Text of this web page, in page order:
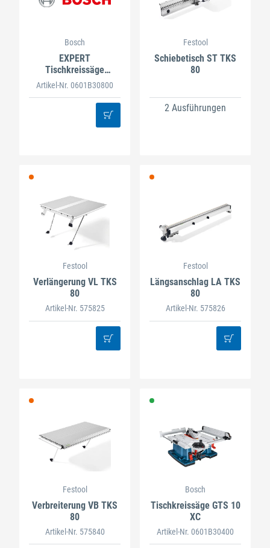
Bosch
EXPERT
Tischkreissäge
EXTS100-254X
Artikel-Nr. 0601B30800
Festool
Schiebetisch ST TKS
80
2 Ausführungen
Festool
Verlängerung VL TKS
80
Artikel-Nr. 575825
Festool
Längsanschlag LA TKS
80
Artikel-Nr. 575826
Festool
Verbreiterung VB TKS
80
Artikel-Nr. 575840
Bosch
Tischkreissäge GTS 10
XC
Artikel-Nr. 0601B30400